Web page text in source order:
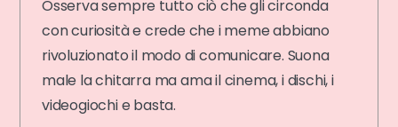
Osserva sempre tutto ciò che gli circonda
con curiosità e crede che i meme abbiano
rivoluzionato il modo di comunicare. Suona
male la chitarra ma ama il cinema, i dischi, i
videogiochi e basta.